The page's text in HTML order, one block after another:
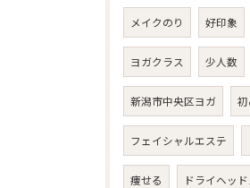
メイクのり 好印象
ヨガクラス 少人数
新潟市中央区ヨガ
フェイシャルエステ
痩せる ドライヘッ